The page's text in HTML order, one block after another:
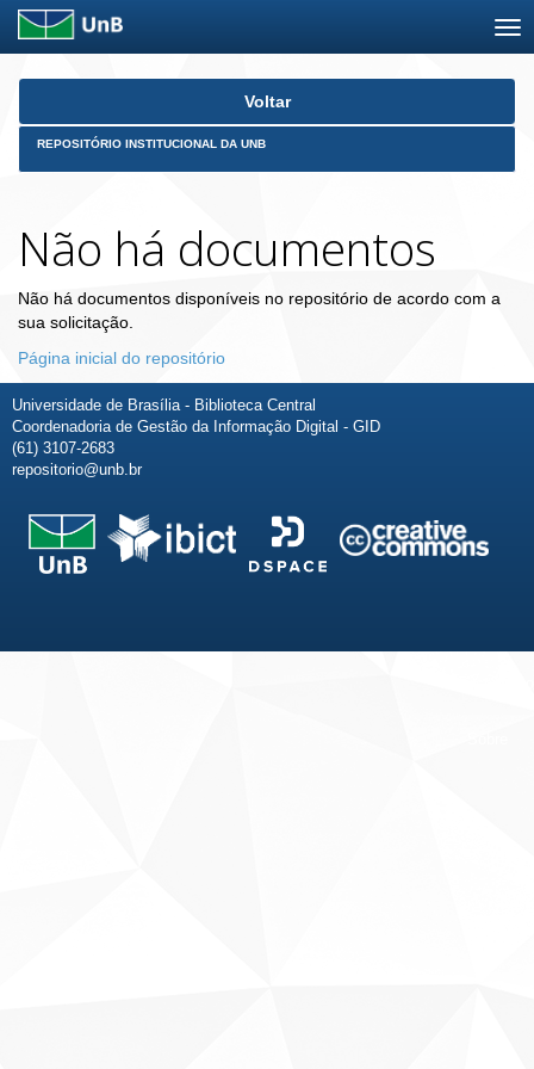
Skip
Voltar
REPOSITÓRIO INSTITUCIONAL DA UNB
Não há documentos
Não há documentos disponíveis no repositório de acordo com a
sua solicitação.
Página inicial do repositório
Universidade de Brasília - Biblioteca Central
Coordenadoria de Gestão da Informação Digital - GID
(61) 3107-2683
repositorio@unb.br